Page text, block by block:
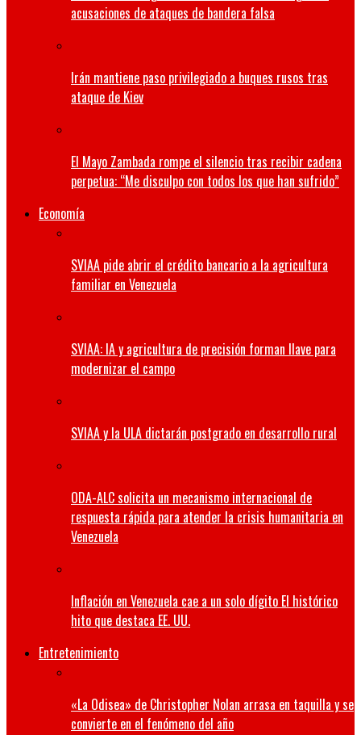
acusaciones de ataques de bandera falsa
Irán mantiene paso privilegiado a buques rusos tras
ataque de Kiev
El Mayo Zambada rompe el silencio tras recibir cadena
perpetua: “Me disculpo con todos los que han sufrido”
Economía
SVIAA pide abrir el crédito bancario a la agricultura
familiar en Venezuela
SVIAA: IA y agricultura de precisión forman llave para
modernizar el campo
SVIAA y la ULA dictarán postgrado en desarrollo rural
ODA-ALC solicita un mecanismo internacional de
respuesta rápida para atender la crisis humanitaria en
Venezuela
Inflación en Venezuela cae a un solo dígito El histórico
hito que destaca EE. UU.
Entretenimiento
«La Odisea» de Christopher Nolan arrasa en taquilla y se
convierte en el fenómeno del año